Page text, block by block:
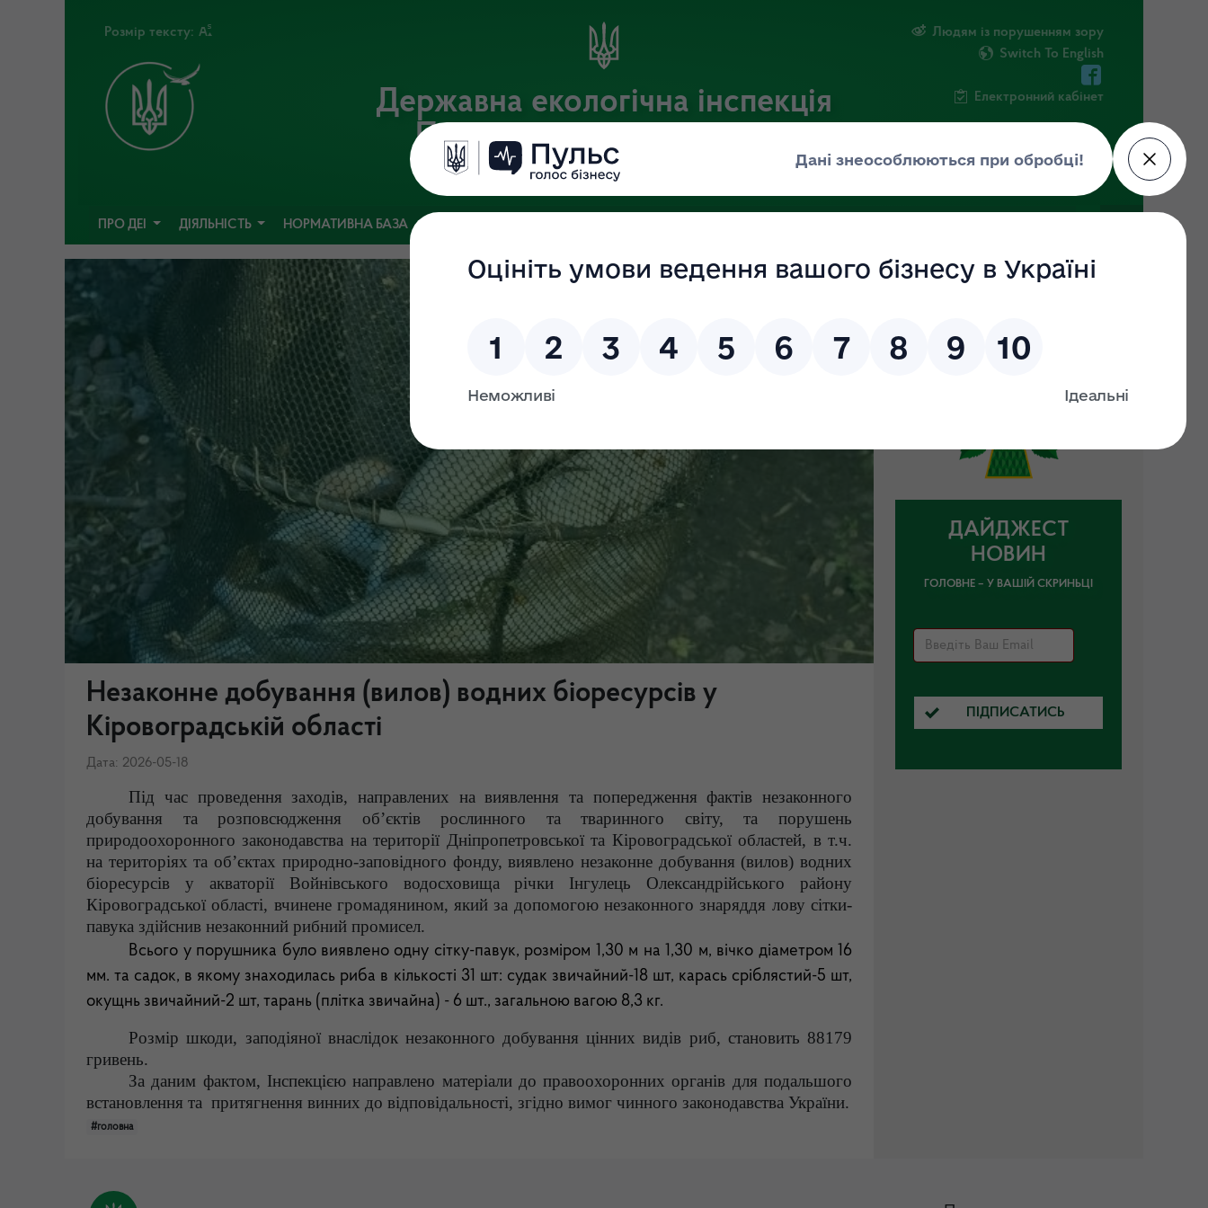
Розмір тексту:
Державна екологічна інспекція
Придніпровського округу
Офіційний веб-портал Державної екологічної інспекції України
Людям із порушенням зору
Switch To English
Електронний кабінет
ПРО ДЕІ ДІЯЛЬНІСТЬ НОРМАТИВНА БАЗА
Незаконне добування (вилов) водних біоресурсів у
Кіровоградській області
Дата: 2026-05-18
Під час проведення заходів, направлених на виявлення та попередження фактів незаконного
добування та розповсюдження об’єктів рослинного та тваринного світу, та порушень
природоохоронного законодавства на території Дніпропетровської та Кіровоградської областей, в т.ч.
на територіях та об’єктах природно-заповідного фонду, виявлено незаконне добування (вилов) водних
біоресурсів у акваторії Войнівського водосховища річки Інгулець Олександрійського району
Кіровоградської області, вчинене громадянином, який за допомогою незаконного знаряддя лову сітки-
павука здійснив незаконний рибний промисел.
Всього у порушника було виявлено одну сітку-павук, розміром 1,30 м на 1,30 м, вічко діаметром 16
мм. та садок, в якому знаходилась риба в кількості 31 шт: судак звичайний-18 шт, карась сріблястий-5 шт,
окущнь звичайний-2 шт, тарань (плітка звичайна) - 6 шт., загальною вагою 8,3 кг.
Розмір шкоди, заподіяної внаслідок незаконного добування цінних видів риб, становить 88179
гривень.
За даним фактом, Інспекцією направлено матеріали до правоохоронних органів для подальшого
встановлення та притягнення винних до відповідальності, згідно вимог чинного законодавства України.
#головна
ДАЙДЖЕСТ
НОВИН
ГОЛОВНЕ – У ВАШІЙ СКРИНЬЦІ
ПІДПИСАТИСЬ